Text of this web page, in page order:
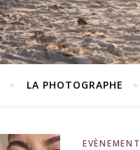
LA PHOTOGRAPHE
EVÈNEMENT